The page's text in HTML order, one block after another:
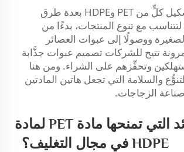
وأخيرًا، يُمكن تشكيل كلٍّ من PET وHDPE بعدة طرق
مع تنوع المنتجات، بدءًا من
ووصولًا إلى عبوات العصائر
تتيح للشركات تصميم عبوات جذَّابة
وتحفِّزهم على الشراء. ومن هنا
والسلامة التي تجعل هاتين المادتين
صناعة الزجاجات.
ما الفوائد التي تمنحها مادة PET لمادة
HDPE في مجال التغليف؟